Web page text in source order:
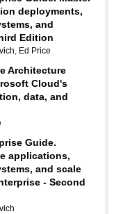
deployments,
and
Edition
, Ed Price
Architecture
Cloud's
data, and
Guide.
applications,
and scale
- Second